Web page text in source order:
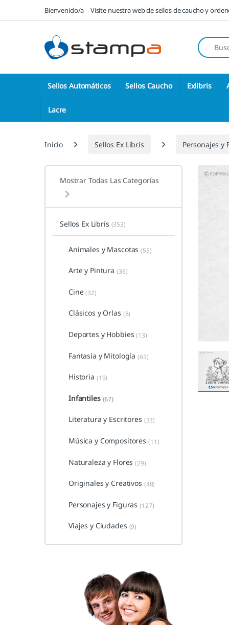
Saltar a la navegación
Saltar al contenidoBienvenido/a – Visite nuestra web de sellos de caucho y
Sellos Automáticos Sellos Caucho Exlibris
Lacre
Inicio Sellos Ex Libris Personajes y
Mostrar Todas Las Categorías
Sellos Ex Libris (353)
Animales y Mascotas (55)
Arte y Pintura (36)
Cine (32)
Clásicos y Orlas (8)
Deportes y Hobbies (13)
Fantasía y Mitología (65)
Historia (19)
Infantiles (67)
Literatura y Escritores (33)
Música y Compositores (11)
Naturaleza y Flores (29)
Originales y Creativos (48)
Personajes y Figuras (127)
Viajes y Ciudades (9)